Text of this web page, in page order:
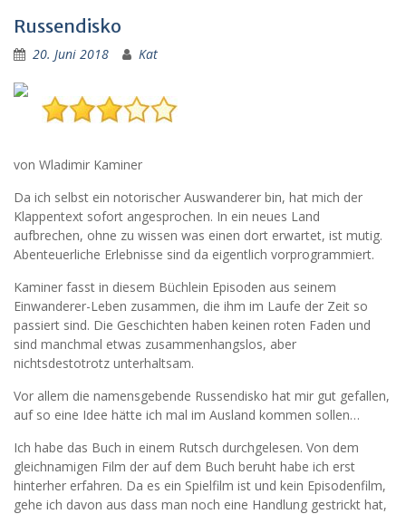
Russendisko
20. Juni 2018 Kat
von Wladimir Kaminer
Da ich selbst ein notorischer Auswanderer bin, hat mich der
Klappentext sofort angesprochen. In ein neues Land
aufbrechen, ohne zu wissen was einen dort erwartet, ist mutig.
Abenteuerliche Erlebnisse sind da eigentlich vorprogrammiert.
Kaminer fasst in diesem Büchlein Episoden aus seinem
Einwanderer-Leben zusammen, die ihm im Laufe der Zeit so
passiert sind. Die Geschichten haben keinen roten Faden und
sind manchmal etwas zusammenhangslos, aber
nichtsdestotrotz unterhaltsam.
Vor allem die namensgebende Russendisko hat mir gut gefallen,
auf so eine Idee hätte ich mal im Ausland kommen sollen…
Ich habe das Buch in einem Rutsch durchgelesen. Von dem
gleichnamigen Film der auf dem Buch beruht habe ich erst
hinterher erfahren. Da es ein Spielfilm ist und kein Episodenfilm,
gehe ich davon aus dass man noch eine Handlung gestrickt hat,